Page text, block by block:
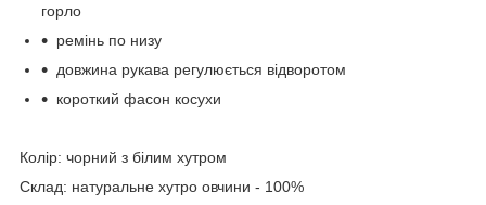
горло
ремінь по низу
довжина рукава регулюється відворотом
короткий фасон косухи
Колір: чорний з білим хутром
Склад: натуральне хутро овчини - 100%